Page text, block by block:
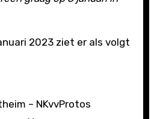
2023 ziet er als volgt
– NKvvProtos